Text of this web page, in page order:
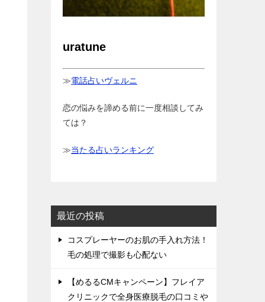
uratune
≫電話占いヴェルニ
恋の悩みを諦める前に一度相談してみ
ては？
≫当たる占いランキング
最近の投稿
コスプレーヤーのお肌の手入れ方法！
毛の処理で撮影も心配ない
【めるるCMキャンペーン】フレイア
クリニックで全身医療脱毛の口コミや